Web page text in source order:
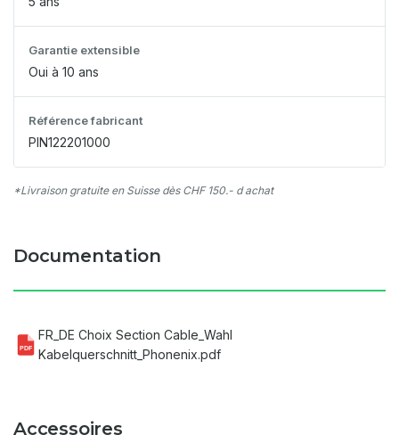
Garantie extensible
Oui à 10 ans
Référence fabricant
PIN122201000
*Livraison gratuite en Suisse dès CHF 150.- d achat
Documentation
PDF
FR_DE Choix Section Cable_Wahl
Kabelquerschnitt_Phonenix.pdf
Accessoires